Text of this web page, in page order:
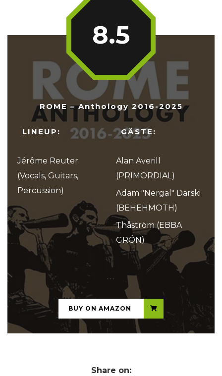
ROME – Anthology 2016-2025
LINEUP:
Jérôme Reuter
(Vocals, Guitars,
Percussion)
GÄSTE:
Alan Averill
(PRIMORDIAL)
Adam "Nergal" Darski
(BEHEHMOTH)
Thåström (EBBA
GRÖN)
8.5
...
BUY ON AMAZON
Share on: